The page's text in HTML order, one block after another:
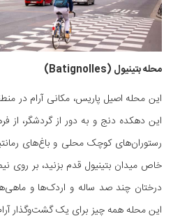
محله بتینیول (Batignolles)
این محله اصیل پاریس، مکانی آرام در
این دهکده دنج و به دور از گردشگر، از
رستوران‌های کوچک محلی و باغ‌های
خاص میدان بتینیول قدم بزنید، بر روی
درختان چند صد ساله و اردک‌ها و
این محله همه چیز برای یک گشت‌و‌گذار